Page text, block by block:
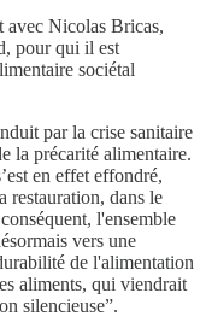
avec Nicolas Bricas,
pour qui il est
sociétal
par la crise sanitaire
la précarité alimentaire.
en effet effondré,
restauration, dans le
l'ensemble
vers une
de l'alimentation
aliments, qui viendrait
silencieuse”.